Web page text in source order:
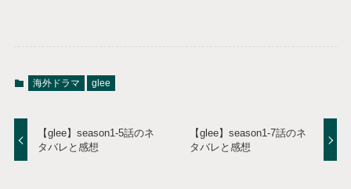
海外ドラマ glee
【glee】season1-5話のネ
タバレと感想
【glee】season1-7話のネ
タバレと感想